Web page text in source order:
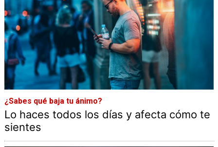
¿Sabes qué baja tu ánimo?
Lo haces todos los días y afecta cómo te
sientes